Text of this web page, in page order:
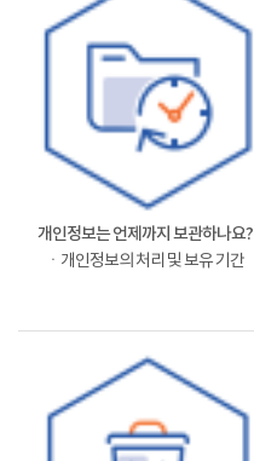
개인정보는 언제까지 보관하나요?
ㆍ개인정보의 처리 및 보유 기간